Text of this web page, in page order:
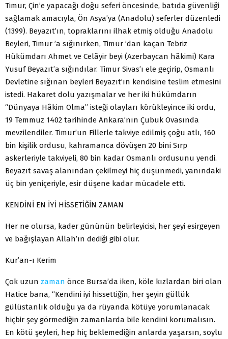
Timur, Çin’e yapacağı doğu seferi öncesinde, batıda güvenliği
sağlamak amacıyla, Ön Asya’ya (Anadolu) seferler düzenledi
(1399). Beyazıt’ın, topraklarını ilhak etmiş olduğu Anadolu
Beyleri, Timur ’a sığınırken, Timur ’dan kaçan Tebriz
Hükümdarı Ahmet ve Celâyir beyi (Azerbaycan hâkimi) Kara
Yusuf Beyazıt’a sığındılar. Timur Sivas’ı ele geçirip, Osmanlı
Devletine sığınan beyleri Beyazıt’ın kendisine teslim etmesini
istedi. Hakaret dolu yazışmalar ve her iki hükümdarın
“Dünyaya Hâkim Olma” isteği olayları körükleyince iki ordu,
19 Temmuz 1402 tarihinde Ankara’nın Çubuk Ovasında
mevzilendiler. Timur’un Fillerle takviye edilmiş çoğu atlı, 160
bin kişilik ordusu, kahramanca dövüşen 20 bini Sırp
askerleriyle takviyeli, 80 bin kadar Osmanlı ordusunu yendi.
Beyazıt savaş alanından çekilmeyi hiç düşünmedi, yanındaki
üç bin yeniçeriyle, esir düşene kadar mücadele etti.
KENDİNİ EN İYİ HİSSETİĞİN ZAMAN
Her ne olursa, kader gününün belirleyicisi, her şeyi esirgeyen
ve bağışlayan Allah’ın dediği gibi olur.
Kur’an-ı Kerim
Çok uzun zaman önce Bursa’da iken, köle kızlardan biri olan
Hatice bana, “Kendini iyi hissettiğin, her şeyin güllük
gülüstanlık olduğu ya da rüyanda kötüye yorumlanacak
hiçbir şey görmediğin zamanlarda bile kendini korumalısın.
En kötü şeyleri, hep hiç beklemediğin anlarda yaşarsın, soylu